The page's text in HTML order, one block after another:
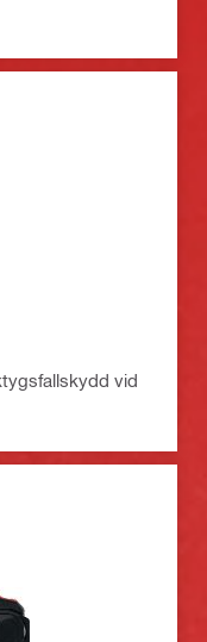
vid